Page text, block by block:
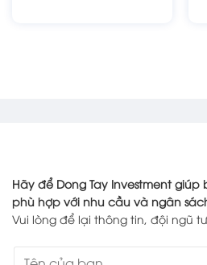
Hãy để Dong Tay Investment
phù hợp với nhu cầu và ngân
Vui lòng để lại thông tin, đội ngũ